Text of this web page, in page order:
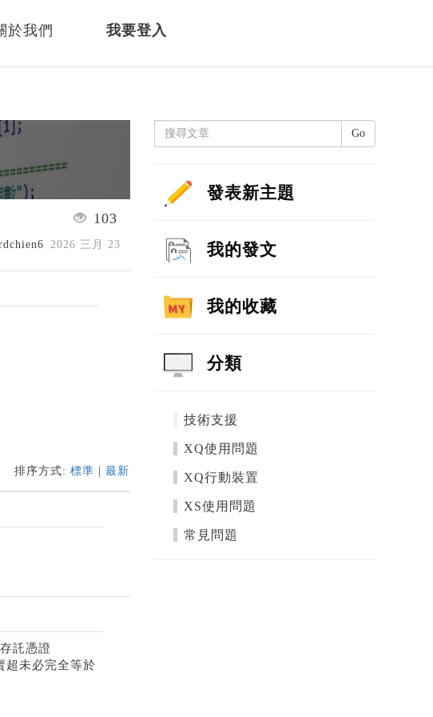
於我們 我要登入
103
2026 三月 23
排序方式:標準 |最新
託憑證
超未必完全等於
Go
發表新主題
我的發文
我的收藏
分類
技術支援
XQ使用問題
XQ行動裝置
XS使用問題
常見問題